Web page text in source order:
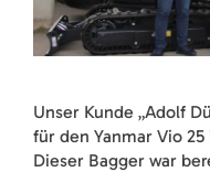
Unser Kunde „Adolf
für den Yanmar Vio
Dieser Bagger war